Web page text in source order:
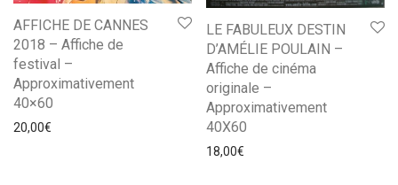
AFFICHE DE CANNES
2018 – Affiche de
festival –
Approximativement
40×60
20,00€
LE FABULEUX DESTIN
D’AMÉLIE POULAIN –
Affiche de cinéma
originale –
Approximativement
40X60
18,00€